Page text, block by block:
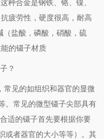
这种合金是钢铁、铬、镍、
疲劳性，硬度很高，耐高
（盐酸，磷酸，硝酸，硫
的镊子材质
？
常见的如组织和器官的显微
。常见的微型镊子尖部具有
适的镊子首先要根据你要
或者器官的大小等等）。其